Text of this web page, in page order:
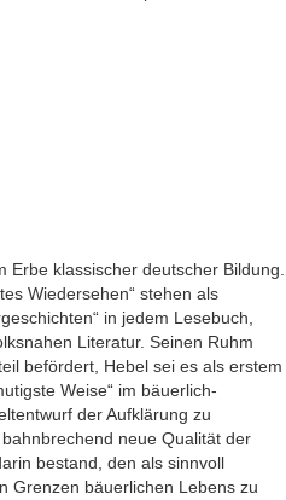
klassischer deutscher Bildung.
Wiedersehen“ stehen als
in jedem Lesebuch,
Literatur. Seinen Ruhm
befördert, Hebel sei es als erstem
Weise“ im bäuerlich-
der Aufklärung zu
neue Qualität der
bestand, den als sinnvoll
Grenzen bäuerlichen Lebens zu